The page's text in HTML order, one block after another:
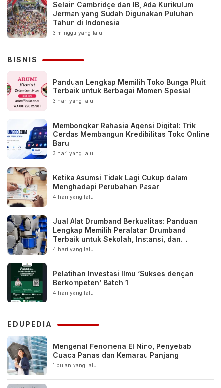
Selain Cambridge dan IB, Ada Kurikulum
Jerman yang Sudah Digunakan Puluhan
Tahun di Indonesia
3 minggu yang lalu
BISNIS
Panduan Lengkap Memilih Toko Bunga Pluit
Terbaik untuk Berbagai Momen Spesial
3 hari yang lalu
Membongkar Rahasia Agensi Digital: Trik
Cerdas Membangun Kredibilitas Toko Online
Baru
3 hari yang lalu
Ketika Asumsi Tidak Lagi Cukup dalam
Menghadapi Perubahan Pasar
4 hari yang lalu
Jual Alat Drumband Berkualitas: Panduan
Lengkap Memilih Peralatan Drumband
Terbaik untuk Sekolah, Instansi, dan
Komunitas
4 hari yang lalu
Pelatihan Investasi Ilmu ‘Sukses dengan
Berkompeten’ Batch 1
4 hari yang lalu
EDUPEDIA
Mengenal Fenomena El Nino, Penyebab
Cuaca Panas dan Kemarau Panjang
1 bulan yang lalu